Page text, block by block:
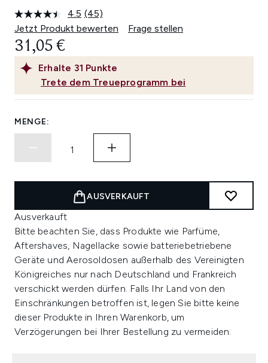
4.5 45
Bewertungen
auf
derselben
(45)
Jetzt Produkt bewerten
Frage stellen
Erhalte 31 Punkte
Trete dem Treueprogramm bei
31,05 €
MENGE:
AUSVERKAUFT
Ausverkauft
Bitte beachten Sie, dass Produkte wie Parfüme,
Aftershaves, Nagellacke sowie batteriebetriebene
Geräte und Aerosoldosen außerhalb des Vereinigten
Königreiches nur nach Deutschland und Frankreich
verschickt werden dürfen. Falls Ihr Land von den
Einschränkungen betroffen ist, legen Sie bitte keine
dieser Produkte in Ihren Warenkorb, um
Verzögerungen bei Ihrer Bestellung zu vermeiden.